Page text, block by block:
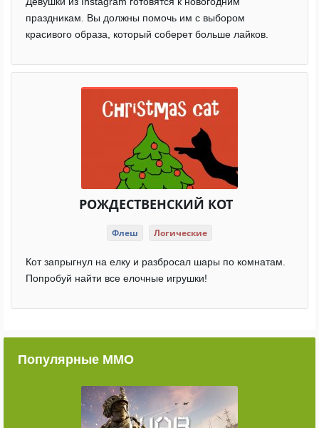
праздникам. Вы должны помочь им с выбором
красивого образа, который соберет больше лайков.
РОЖДЕСТВЕНСКИЙ КОТ
Флеш Логические
Кот запрыгнул на елку и разбросал шары по комнатам.
Попробуй найти все елочные игрушки!
Популярные ММО